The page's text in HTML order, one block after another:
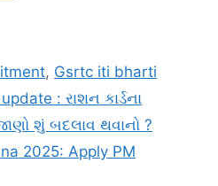
, Gsrtc iti bharti
: રાશન કાર્ડના
શું બદલાવ થવાનો ?
2025: Apply PM